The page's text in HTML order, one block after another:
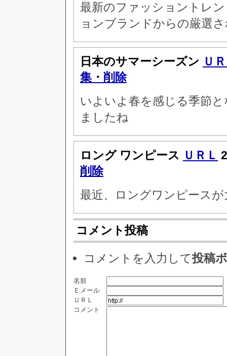
最新のファッショントレ
ョンブランドからの厳選
日本のサマーシーズン Ｕ
集・削除
いよいよ春を感じる季節
ましたね
ロング ワンピース ＵＲＬ
削除
最近、ロングワンピース
コメント投稿
コメントを入力して投稿
名前
Ｅメール
ＵＲＬ
コメント